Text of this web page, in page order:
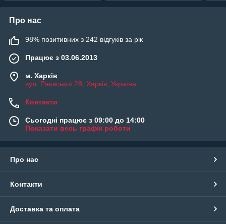
Про нас
98% позитивних з 242 відгуків за рік
Працює з 03.06.2013
м. Харків
вул. Раєвської 28, Харків, Україна
Контакти
Сьогодні працює з 09:00 до 14:00
Показати весь графік роботи
Про нас
Контакти
Доставка та оплата